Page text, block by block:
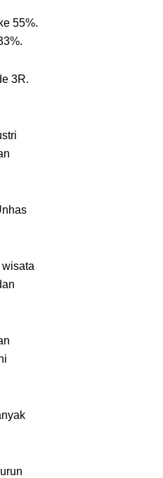
55%.
3R.